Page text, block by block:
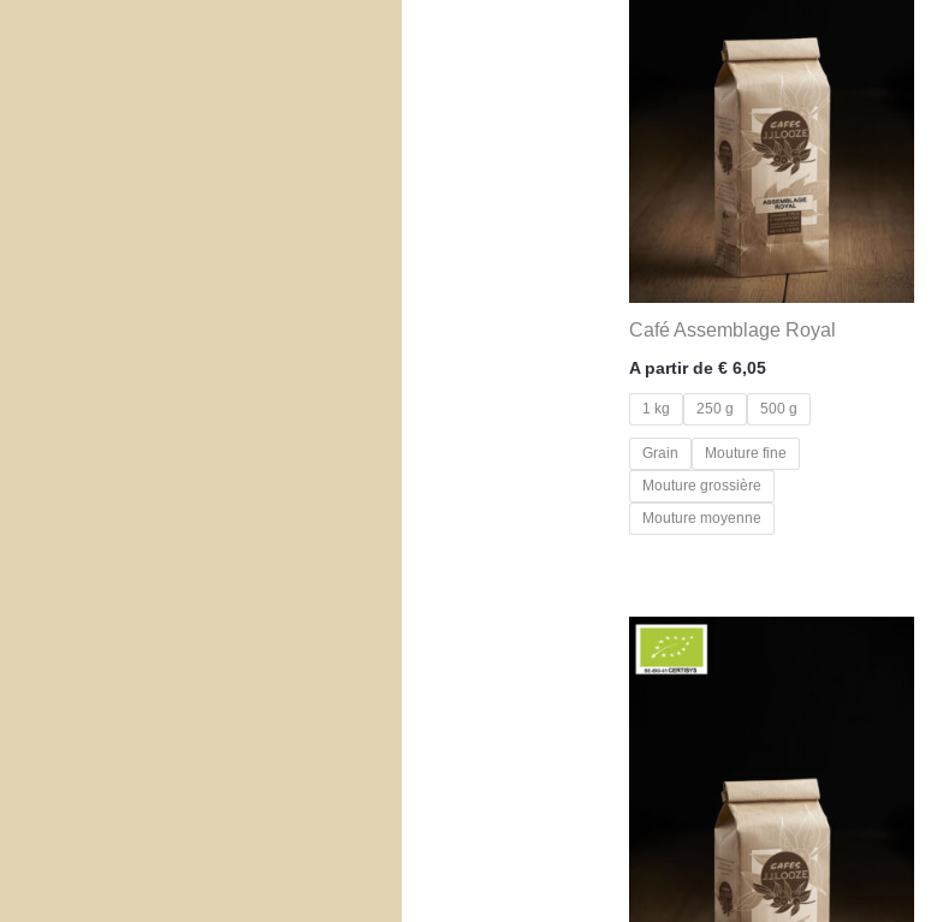
Café Assemblage Royal
A partir de € 6,05
1 kg 250 g 500 g
Grain
Mouture fine
Mouture grossière
Mouture moyenne